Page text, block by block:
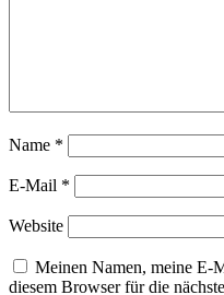
Name *
E-Mail *
Website
Meinen Namen, meine E-
diesem Browser für die